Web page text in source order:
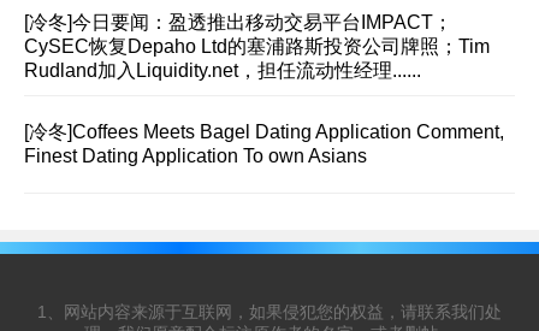
[冷冬]今日要闻：盈透推出移动交易平台IMPACT；
CySEC恢复Depaho Ltd的塞浦路斯投资公司牌照；Tim
Rudland加入Liquidity.net，担任流动性经理......
[冷冬]Coffees Meets Bagel Dating Application Comment,
Finest Dating Application To own Asians
1、网站内容来源于互联网，如果侵犯您的权益，请联系我们处